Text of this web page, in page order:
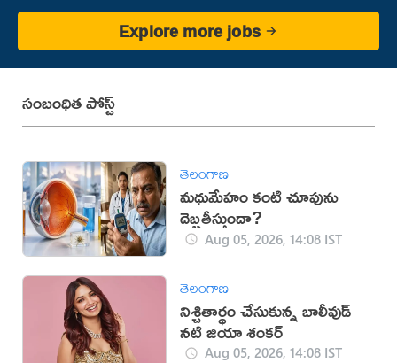
Explore more jobs
సంబంధిత పోస్ట్
తెలంగాణ
మధుమేహం కంటి చూపును
దెబ్బతీస్తుందా?
Aug 05, 2026, 14:08 IST
తెలంగాణ
నిశ్చితార్థం చేసుకున్న బాలీవుడ్
నటి జియా శంకర్
Aug 05, 2026, 14:08 IST